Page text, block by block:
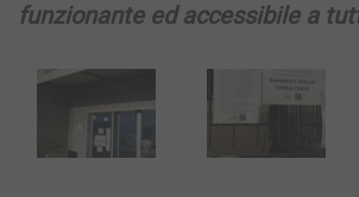
funzionante ed accessibile a